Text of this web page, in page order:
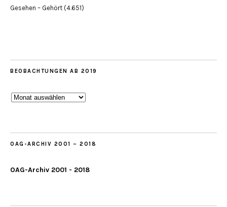
Gesehen – Gehört (4.651)
BEOBACHTUNGEN AB 2019
Beobachtungen
OAG-ARCHIV 2001 – 2018
OAG-Archiv 2001 - 2018